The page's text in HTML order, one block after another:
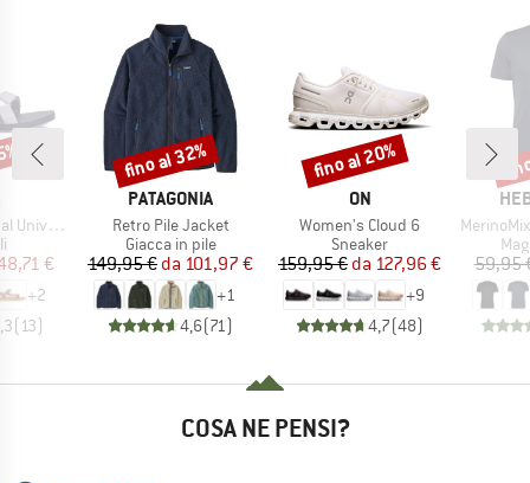
di prodotti
ridotto
€
+2
(13)
MARCHIO
PATAGONIA
Articolo
Retro Pile Jacket
Gruppo di prodotti
Giacca in pile
Prezzo
149,95 € Prezzo ridotto
da 101,97 €
+1
4,6(71)
Sconto
fino al 32%
MARCHIO
ON
Articolo
Women's Cloud 6
Gruppo di prodotti
Sneaker
Prezzo
159,95 € Prezzo ridotto
da 127,96 €
+9
4,7(48)
Sconto
fino al 20%
Articolo
MerinoMix150
59,95
COSA NE PENSI?